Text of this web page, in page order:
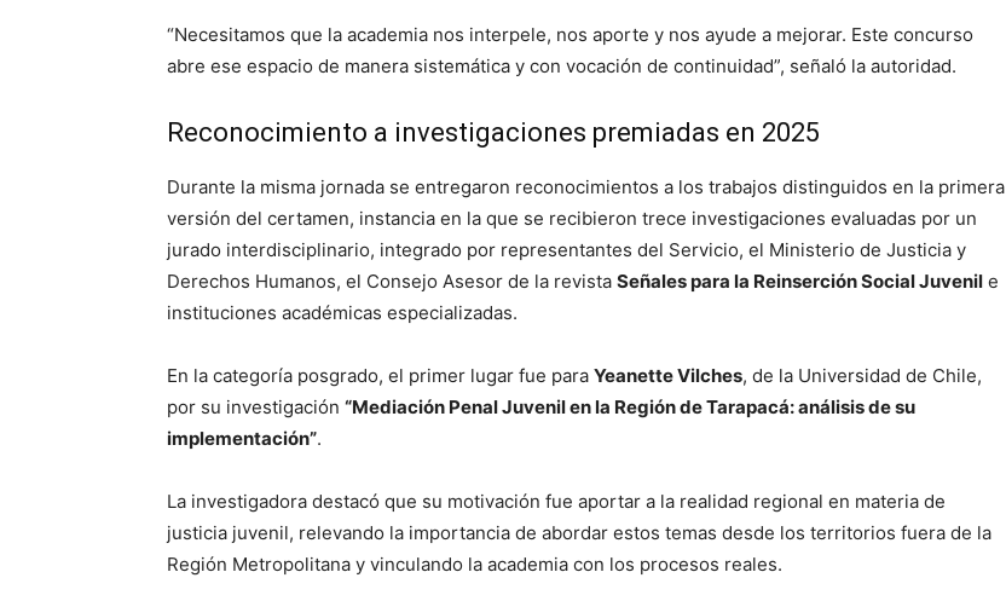
“Necesitamos que la academia nos interpele, nos aporte y nos ayude a mejorar. Este concurso
abre ese espacio de manera sistemática y con vocación de continuidad”, señaló la autoridad.
Reconocimiento a investigaciones premiadas en 2025
Durante la misma jornada se entregaron reconocimientos a los trabajos distinguidos en la primera
versión del certamen, instancia en la que se recibieron trece investigaciones evaluadas por un
jurado interdisciplinario, integrado por representantes del Servicio, el Ministerio de Justicia y
Derechos Humanos, el Consejo Asesor de la revista Señales para la Reinserción Social Juvenil e
instituciones académicas especializadas.
En la categoría posgrado, el primer lugar fue para Yeanette Vilches, de la Universidad de Chile,
por su investigación “Mediación Penal Juvenil en la Región de Tarapacá: análisis de su
implementación”.
La investigadora destacó que su motivación fue aportar a la realidad regional en materia de
justicia juvenil, relevando la importancia de abordar estos temas desde los territorios fuera de la
Región Metropolitana y vinculando la academia con los procesos reales.